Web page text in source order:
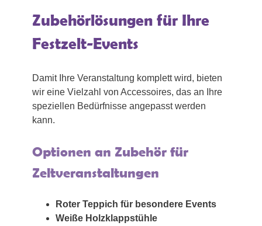
Zubehörlösungen für Ihre
Festzelt-Events
Damit Ihre Veranstaltung komplett wird, bieten
wir eine Vielzahl von Accessoires, das an Ihre
speziellen Bedürfnisse angepasst werden
kann.
Optionen an Zubehör für
Zeltveranstaltungen
Roter Teppich für besondere Events
Weiße Holzklappstühle